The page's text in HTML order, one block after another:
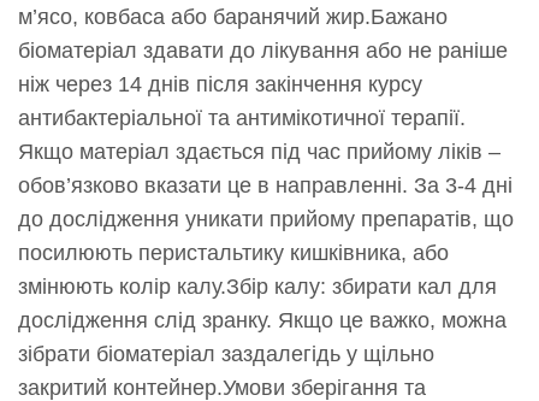
м’ясо, ковбаса або баранячий жир.Бажано
біоматеріал здавати до лікування або не раніше
ніж через 14 днів після закінчення курсу
антибактеріальної та антимікотичної терапії.
Якщо матеріал здається під час прийому ліків –
обов’язково вказати це в направленні. За 3-4 дні
до дослідження уникати прийому препаратів, що
посилюють перистальтику кишківника, або
змінюють колір калу.Збір калу: збирати кал для
дослідження слід зранку. Якщо це важко, можна
зібрати біоматеріал заздалегідь у щільно
закритий контейнер.Умови зберігання та